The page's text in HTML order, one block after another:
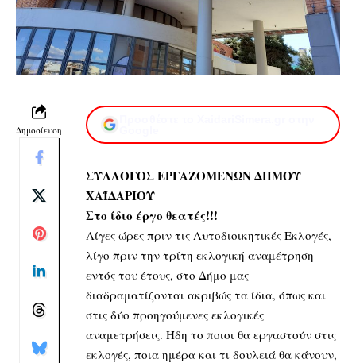
Δημοσίευση
ΣΥΛΛΟΓΟΣ ΕΡΓΑΖΟΜΕΝΩΝ ΔΗΜΟΥ
ΧΑΪΔΑΡΙΟΥ
Στο ίδιο έργο θεατές!!!
Λίγες ώρες πριν τις Αυτοδιοικητικές Εκλογές,
λίγο πριν την τρίτη εκλογική αναμέτρηση
εντός του έτους, στο Δήμο μας
διαδραματίζονται ακριβώς τα ίδια, όπως και
στις δύο προηγούμενες εκλογικές
αναμετρήσεις. Ήδη το ποιοι θα εργαστούν στις
εκλογές, ποια ημέρα και τι δουλειά θα κάνουν,